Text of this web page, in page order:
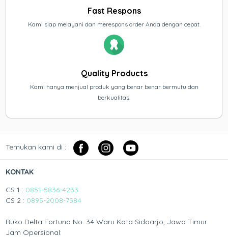
Fast Respons
Kami siap melayani dan merespons order Anda dengan cepat.
Quality Products
Kami hanya menjual produk yang benar benar bermutu dan
berkualitas.
Temukan kami di :
KONTAK
CS 1 : 0851-5836-4233
CS 2 : 0895-2008-7584
Ruko Delta Fortuna No. 34 Waru Kota Sidoarjo, Jawa Timur
Jam Opersional: